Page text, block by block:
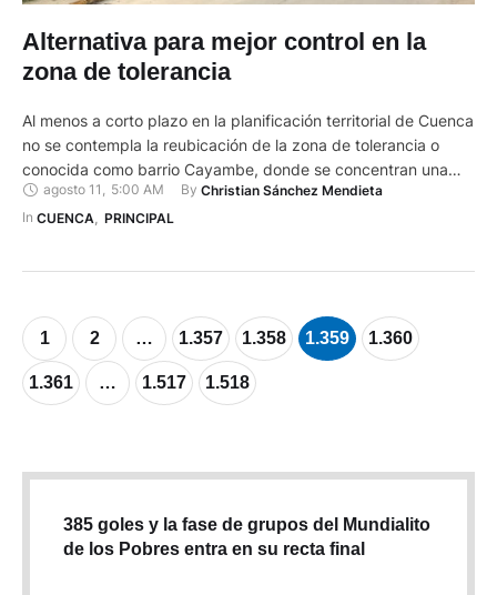
Alternativa para mejor control en la
zona de tolerancia
Al menos a corto plazo en la planificación territorial de Cuenca
no se contempla la reubicación de la zona de tolerancia o
conocida como barrio Cayambe, donde se concentran una
decena de prostíbulos. Estos locales están en este sitio desde
hace unos 40 años cuando todavía no había viviendas
agosto 11 , 5:00 AM By Christian Sánchez Mendieta
In CUENCA PRINCIPAL
1 2 … 1.357 1.358 1.359 1.360
1.361 … 1.517 1.518
385 goles y la fase de grupos del Mundialito
de los Pobres entra en su recta final